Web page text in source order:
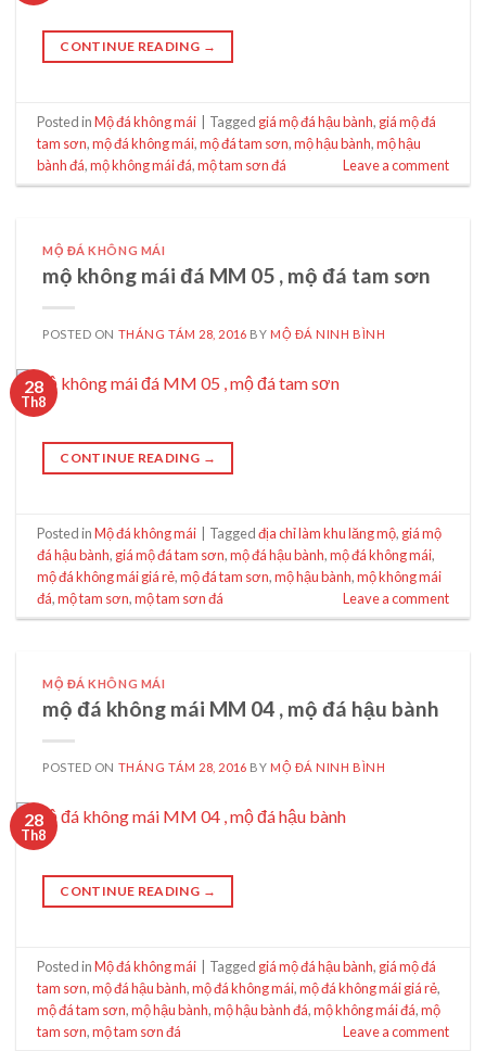
CONTINUE READING →
Posted inMộ đá không mái | Tagged giá mộ đá hậu bành, giá mộ đá
tam sơn,mộ đá không mái,mộ đá tam sơn,mộ hậu bành,mộ hậu
bành đá,mộ không mái đá,mộ tam sơn đá Leave a comment
MỘ ĐÁ KHÔNG MÁI
mộ không mái đá MM 05 , mộ đá tam sơn
POSTED ON THÁNG TÁM 28, 2016 BY MỘ ĐÁ NINH BÌNH
28
Th8
CONTINUE READING →
Posted inMộ đá không mái Taggedđịa chỉ làm khu lăng mộ, giá mộ
đá hậu bành, giá mộ đá tam sơn,mộ đá hậu bành,mộ đá không mái,
mộ đá không mái giá rẻ,mộ đá tam sơn,mộ hậu bành,mộ không mái
đá,mộ tam sơn,mộ tam sơn đá Leave a comment
MỘ ĐÁ KHÔNG MÁI
mộ đá không mái MM 04 , mộ đá hậu bành
POSTED ON THÁNG TÁM 28, 2016 BY MỘ ĐÁ NINH BÌNH
28
Th8
CONTINUE READING →
Posted inMộ đá không mái Tagged giá mộ đá hậu bành, giá mộ đá
tam sơn,mộ đá hậu bành,mộ đá không mái,mộ đá không mái giá rẻ,
mộ đá tam sơn,mộ hậu bành,mộ hậu bành đá,mộ không mái đá,mộ
tam sơn,mộ tam sơn đá Leave a comment